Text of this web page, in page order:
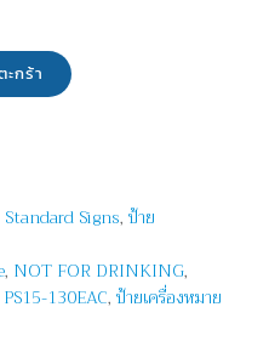
กร้า
Signs, ป้าย
, NOT FOR DRINKING,
PS15-130EAC, ป้ายเครื่องหมาย